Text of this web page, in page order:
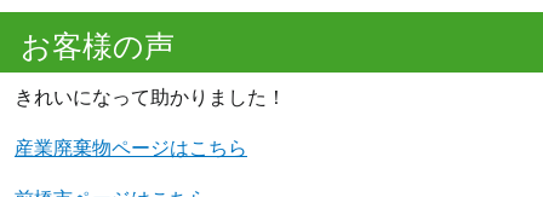
お客様の声
きれいになって助かりました！
産業廃棄物ページはこちら